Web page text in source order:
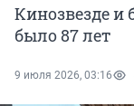
Кинозвезде и
было 87 лет
9 июля 2026, 03:16